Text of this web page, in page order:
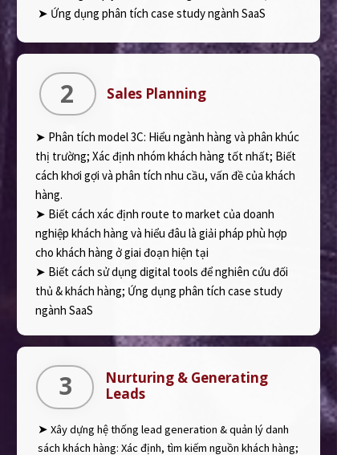
➤ Ứng dụng phân tích case study ngành SaaS
Sales Planning
➤ Phân tích model 3C: Hiểu ngành hàng và phân khúc
thị trường; Xác định nhóm khách hàng tốt nhất; Biết
cách khơi gợi và phân tích nhu cầu, vấn đề của khách
hàng.
➤ Biết cách xác định route to market của doanh
nghiệp khách hàng và hiểu đâu là giải pháp phù hợp
cho khách hàng ở giai đoạn hiện tại
➤ Biết cách sử dụng digital tools để nghiên cứu đối
thủ & khách hàng; Ứng dụng phân tích case study
ngành SaaS
2
Nurturing & Generating
Leads
➤ Xây dựng hệ thống lead generation & quản lý danh
sách khách hàng: Xác định, tìm kiếm nguồn khách hàng;
3